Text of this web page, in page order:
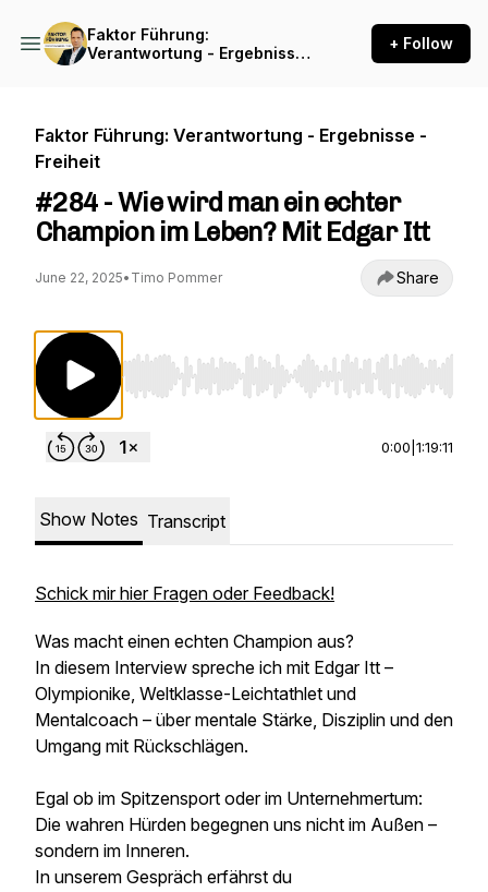
Faktor Führung:
Verantwortung - Ergebnisse
+ Follow
Faktor Führung: Verantwortung - Ergebnisse -
Freiheit
#284 - Wie wird man ein echter
Champion im Leben? Mit Edgar Itt
June 22, 2025• Timo Pommer Share
Use Left/Right to seek, Home/End to jump to
0:00 1:19:11
Show Notes Transcript
Schick mir hier Fragen oder Feedback!
Was macht einen echten Champion aus?
In diesem Interview spreche ich mit Edgar Itt –
Olympionike, Weltklasse-Leichtathlet und
Mentalcoach – über mentale Stärke, Disziplin und den
Umgang mit Rückschlägen.
Egal ob im Spitzensport oder im Unternehmertum:
Die wahren Hürden begegnen uns nicht im Außen –
sondern im Inneren.
In unserem Gespräch erfährst du